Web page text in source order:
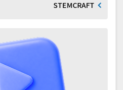
STEMCRAFT